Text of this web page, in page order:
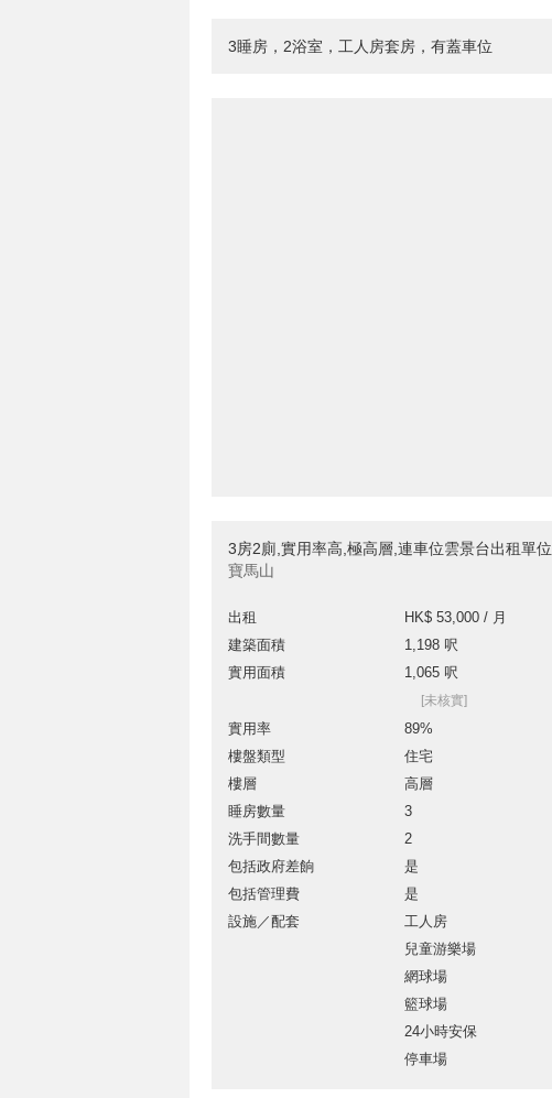
3睡房，2浴室，工人房套房，有蓋車位
3房2廁,實用率高,極高層,連車位雲景台出租單位
寶馬山
出租
HK$ 53,000 / 月
建築面積
1,198 呎
實用面積
1,065 呎
[未核實]
實用率
89%
樓盤類型
住宅
樓層
高層
睡房數量
3
洗手間數量
2
包括政府差餉
是
包括管理費
是
設施／配套
工人房
兒童游樂場
網球場
籃球場
24小時安保
停車場